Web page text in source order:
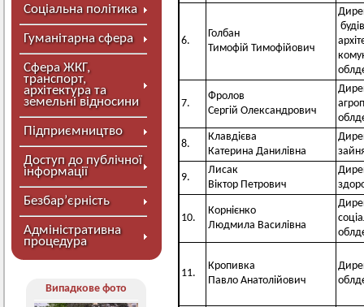
Соціальна політика
Гуманітарна сфера
Сфера ЖКГ,
транспорт,
архітектура та
земельні відносини
Підприємництво
Доступ до публічної
інформації
Безбар’єрність
Адміністративна
процедура
Випадкове фото
6.
Голбан
Тимофій Тимофійович
7.
Фролов
Сергій Олександрович
8.
Клавдієва
Катерина Данилівна
9.
Лисак
Віктор Петрович
10.
Корнієнко
Людмила Василівна
11.
Кропивка
Павло Анатолійович